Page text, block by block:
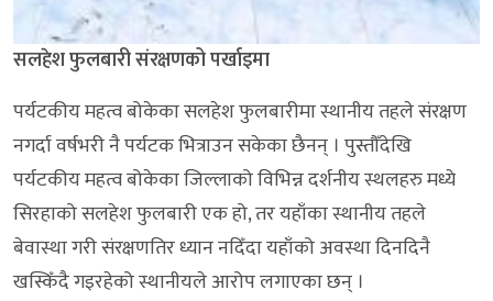
सलहेश फुलबारी संरक्षणको पर्खाइमा
पर्यटकीय महत्व बोकेका सलहेश फुलबारीमा स्थानीय तहले संरक्षण
नगर्दा वर्षभरी नै पर्यटक भित्राउन सकेका छैनन् । पुस्तौँदेखि
पर्यटकीय महत्व बोकेका जिल्लाको विभिन्न दर्शनीय स्थलहरु मध्ये
सिरहाको सलहेश फुलबारी एक हो, तर यहाँका स्थानीय तहले
बेवास्था गरी संरक्षणतिर ध्यान नदिँदा यहाँको अवस्था दिनदिनै
खस्किँदै गइरहेको स्थानीयले आरोप लगाएका छन् ।